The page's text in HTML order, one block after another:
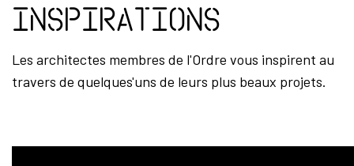
Inspirations
Les architectes membres de l'Ordre vous inspirent au
travers de quelques'uns de leurs plus beaux projets.